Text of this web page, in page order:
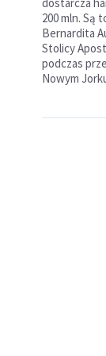
200 mln. Są
Bernardita
Stolicy
podczas
Nowym